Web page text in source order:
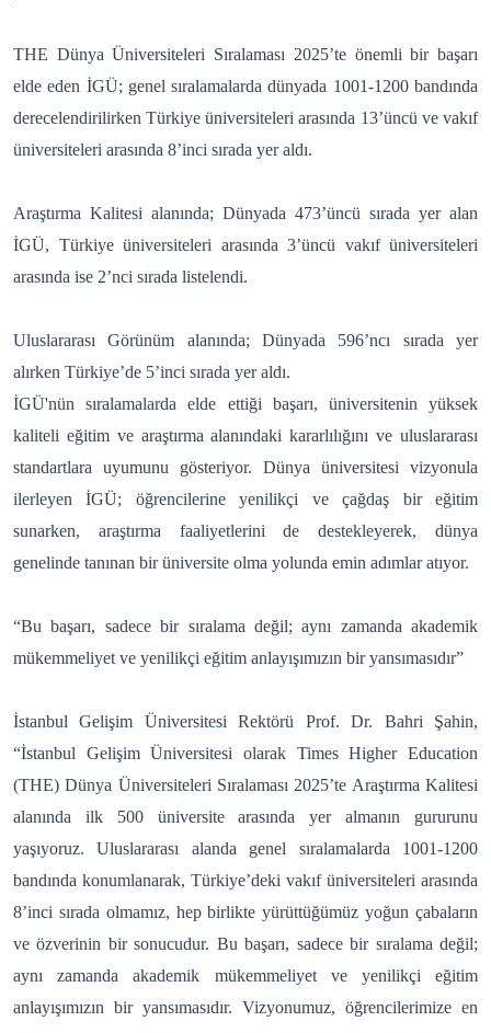
THE Dünya Üniversiteleri Sıralaması 2025’te önemli bir başarı
elde eden İGÜ; genel sıralamalarda dünyada 1001-1200 bandında
derecelendirilirken Türkiye üniversiteleri arasında 13’üncü ve vakıf
üniversiteleri arasında 8’inci sırada yer aldı.
Araştırma Kalitesi alanında; Dünyada 473’üncü sırada yer alan
İGÜ, Türkiye üniversiteleri arasında 3’üncü vakıf üniversiteleri
arasında ise 2’nci sırada listelendi.
Uluslararası Görünüm alanında; Dünyada 596’ncı sırada yer
alırken Türkiye’de 5’inci sırada yer aldı.
İGÜ'nün sıralamalarda elde ettiği başarı, üniversitenin yüksek
kaliteli eğitim ve araştırma alanındaki kararlılığını ve uluslararası
standartlara uyumunu gösteriyor. Dünya üniversitesi vizyonula
ilerleyen İGÜ; öğrencilerine yenilikçi ve çağdaş bir eğitim
sunarken, araştırma faaliyetlerini de destekleyerek, dünya
genelinde tanınan bir üniversite olma yolunda emin adımlar atıyor.
“Bu başarı, sadece bir sıralama değil; aynı zamanda akademik
mükemmeliyet ve yenilikçi eğitim anlayışımızın bir yansımasıdır”
İstanbul Gelişim Üniversitesi Rektörü Prof. Dr. Bahri Şahin,
“İstanbul Gelişim Üniversitesi olarak Times Higher Education
(THE) Dünya Üniversiteleri Sıralaması 2025’te Araştırma Kalitesi
alanında ilk 500 üniversite arasında yer almanın gururunu
yaşıyoruz. Uluslararası alanda genel sıralamalarda 1001-1200
bandında konumlanarak, Türkiye’deki vakıf üniversiteleri arasında
8’inci sırada olmamız, hep birlikte yürüttüğümüz yoğun çabaların
ve özverinin bir sonucudur. Bu başarı, sadece bir sıralama değil;
aynı zamanda akademik mükemmeliyet ve yenilikçi eğitim
anlayışımızın bir yansımasıdır. Vizyonumuz, öğrencilerimize en